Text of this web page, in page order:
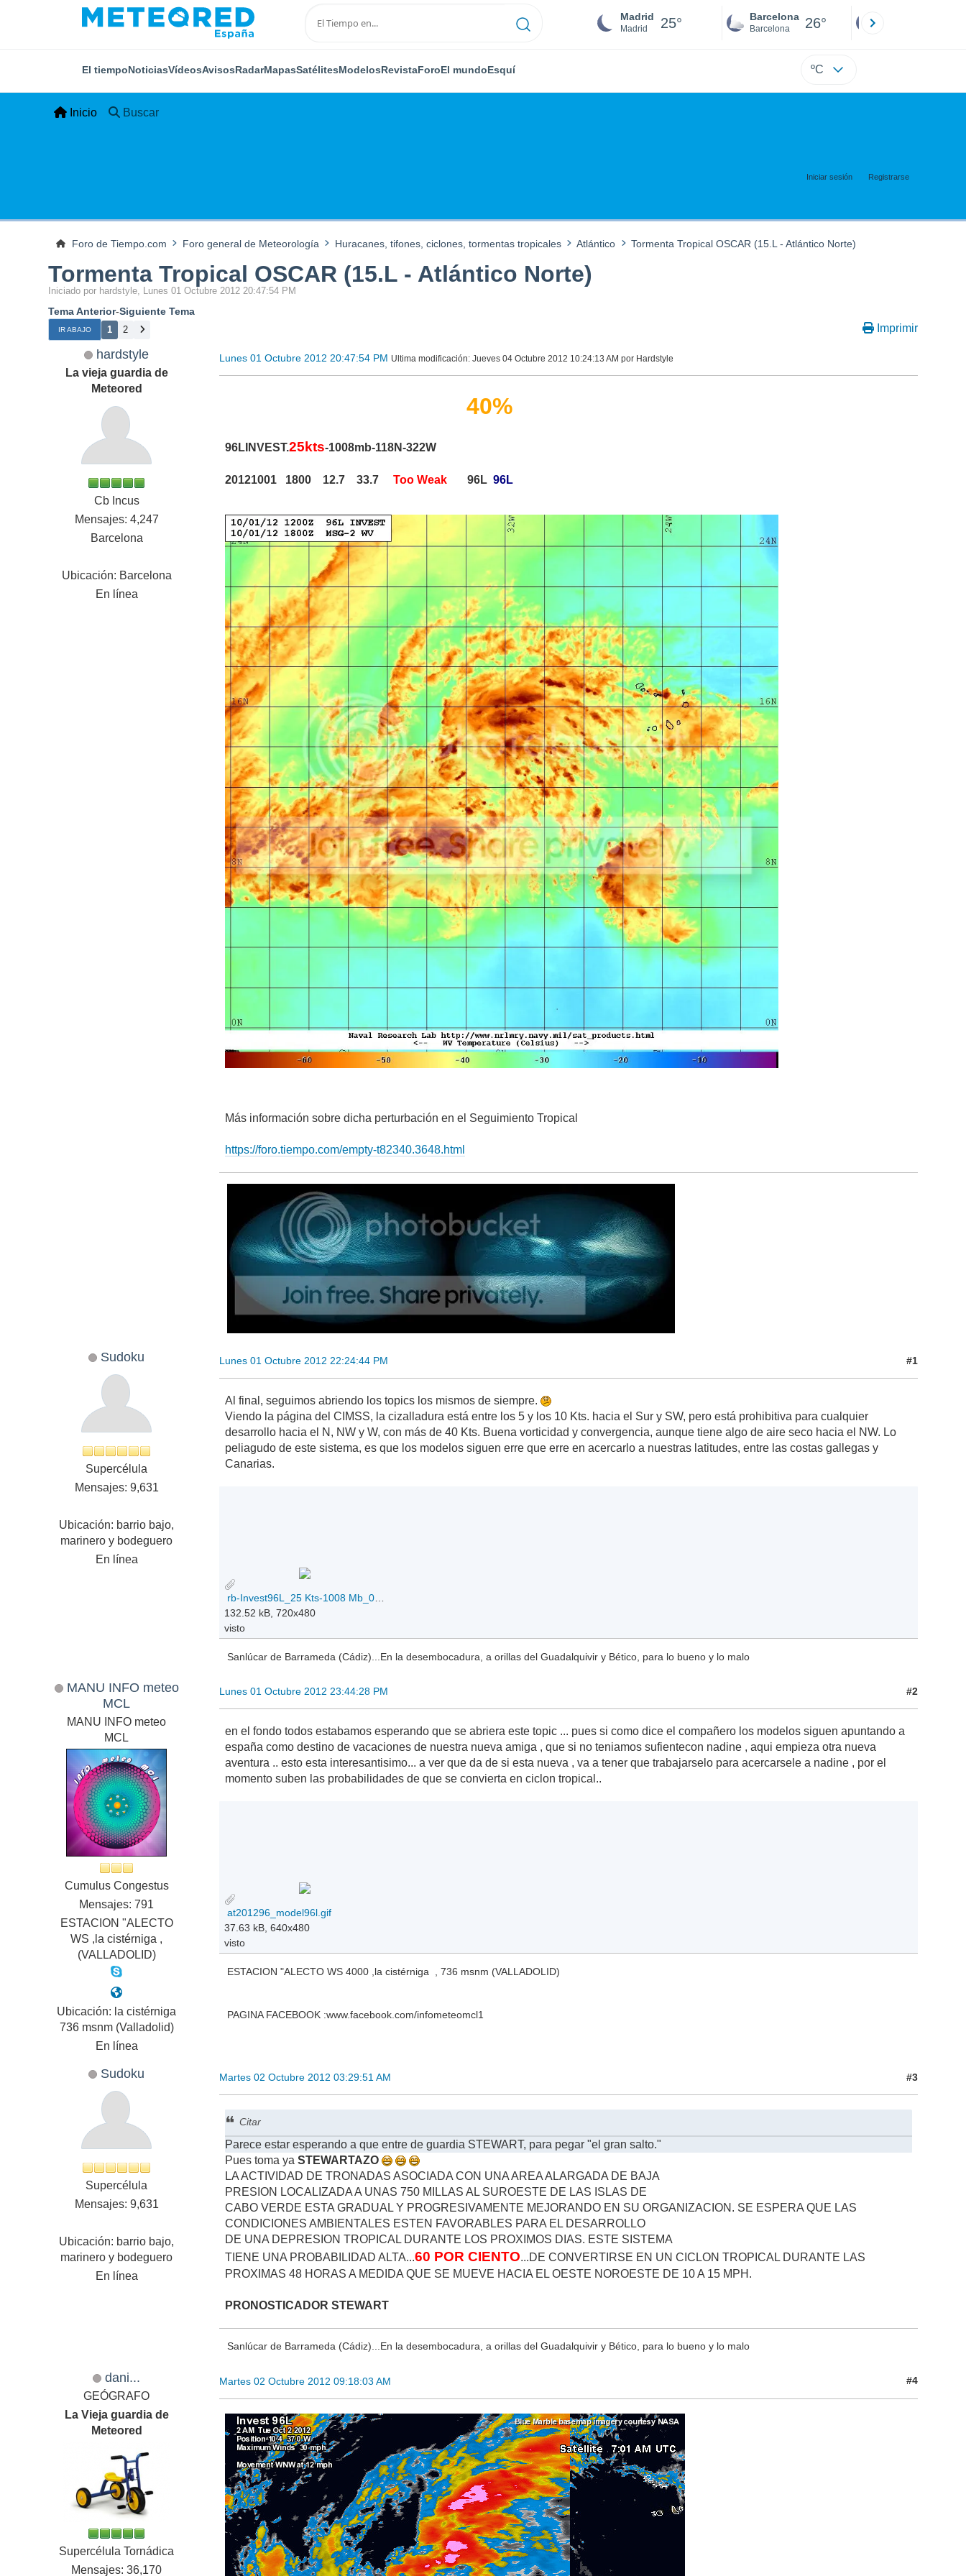
Madrid
Madrid 25° Barcelona
Barcelona 26°
El tiempoNoticiasVídeosAvisosRadarMapasSatélitesModelosRevistaForoEl mundoEsquí ºC
Inicio Buscar
Iniciar sesión Registrarse
Foro de Tiempo.com Foro general de Meteorología Huracanes, tifones, ciclones, tormentas tropicales Atlántico Tormenta Tropical OSCAR (15.L - Atlántico Norte)
Tormenta Tropical OSCAR (15.L - Atlántico Norte)
Iniciado por hardstyle, Lunes 01 Octubre 2012 20:47:54 PM
Tema Anterior-Siguiente Tema
IR ABAJO 1 2 Imprimir
hardstyle
La vieja guardia de
Meteored
Cb Incus
Mensajes: 4,247
Barcelona
Ubicación: Barcelona
En línea
Lunes 01 Octubre 2012 20:47:54 PM Ultima modificación: Jueves 04 Octubre 2012 10:24:13 AM por Hardstyle
40%
96LINVEST.25kts-1008mb-118N-322W
20121001 1800 12.7 33.7Too Weak 96L96L
Más información sobre dicha perturbación en el Seguimiento Tropical
https://foro.tiempo.com/empty-t82340.3648.html
Sudoku
Supercélula
Mensajes: 9,631
Ubicación: barrio bajo,
marinero y bodeguero
En línea
Lunes 01 Octubre 2012 22:24:44 PM #1
Al final, seguimos abriendo los topics los mismos de siempre.
Viendo la página del CIMSS, la cizalladura está entre los 5 y los 10 Kts. hacia el Sur y SW, pero está prohibitiva para cualquier
desarrollo hacia el N, NW y W, con más de 40 Kts. Buena vorticidad y convergencia, aunque tiene algo de aire seco hacia el NW. Lo
peliagudo de este sistema, es que los modelos siguen erre que erre en acercarlo a nuestras latitudes, entre las costas gallegas y
Canarias.
132.52 kB, 720x480
visto
Sanlúcar de Barrameda (Cádiz)...En la desembocadura, a orillas del Guadalquivir y Bético, para lo bueno y lo malo
MANU INFO meteo
MCL
MANU INFO meteo
MCL
Cumulus Congestus
Mensajes: 791
ESTACION "ALECTO
WS ,la cistérniga ,
(VALLADOLID)
Ubicación: la cistérniga
736 msnm (Valladolid)
En línea
Lunes 01 Octubre 2012 23:44:28 PM #2
en el fondo todos estabamos esperando que se abriera este topic ... pues si como dice el compañero los modelos siguen apuntando a
españa como destino de vacaciones de nuestra nueva amiga , que si no teniamos sufientecon nadine , aqui empieza otra nueva
aventura .. esto esta interesantisimo... a ver que da de si esta nueva , va a tener que trabajarselo para acercarsele a nadine , por el
momento suben las probabilidades de que se convierta en ciclon tropical..
at201296_model96l.gif
37.63 kB, 640x480
visto
ESTACION "ALECTO WS 4000 ,la cistérniga , 736 msnm (VALLADOLID)
PAGINA FACEBOOK :www.facebook.com/infometeomcl1
Sudoku
Supercélula
Mensajes: 9,631
Ubicación: barrio bajo,
marinero y bodeguero
En línea
Martes 02 Octubre 2012 03:29:51 AM #3
Citar
Parece estar esperando a que entre de guardia STEWART, para pegar "el gran salto."
Pues toma yaSTEWARTAZO
LA ACTIVIDAD DE TRONADAS ASOCIADA CON UNA AREA ALARGADA DE BAJA
PRESION LOCALIZADA A UNAS 750 MILLAS AL SUROESTE DE LAS ISLAS DE
CABO VERDE ESTA GRADUAL Y PROGRESIVAMENTE MEJORANDO EN SU ORGANIZACION. SE ESPERA QUE LAS
CONDICIONES AMBIENTALES ESTEN FAVORABLES PARA EL DESARROLLO
DE UNA DEPRESION TROPICAL DURANTE LOS PROXIMOS DIAS. ESTE SISTEMA
TIENE UNA PROBABILIDAD ALTA...60 POR CIENTO...DE CONVERTIRSE EN UN CICLON TROPICAL DURANTE LAS
PROXIMAS 48 HORAS A MEDIDA QUE SE MUEVE HACIA EL OESTE NOROESTE DE 10 A 15 MPH.
PRONOSTICADOR STEWART
Sanlúcar de Barrameda (Cádiz)...En la desembocadura, a orillas del Guadalquivir y Bético, para lo bueno y lo malo
dani...
GEÓGRAFO
La Vieja guardia de
Meteored
Supercélula Tornádica
Mensajes: 36,170
Martes 02 Octubre 2012 09:18:03 AM #4